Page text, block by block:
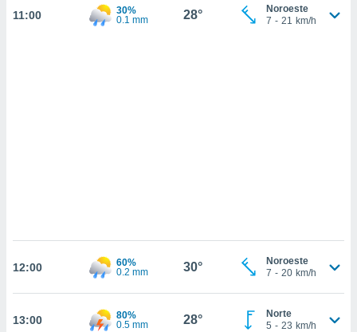
y
aceptar
sitio
11:00
30%
0.1 mm
28°
Noroeste
7 - 21 km/h
12:00
60%
0.2 mm
30°
Noroeste
7 - 20 km/h
13:00
80%
0.5 mm
28°
Norte
5 - 23 km/h